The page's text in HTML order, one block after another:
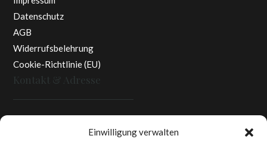
Einwilligung verwalten
Datenschutz
AGB
Widerrufsbelehrung
Cookie-Richtlinie (EU)
Kontakt & Adresse
Heinz Enzinger-Panitz